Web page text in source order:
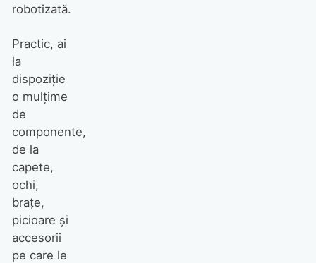
robotizată.
Practic, ai
la
dispoziţie
o mulţime
de
componente,
de la
capete,
ochi,
braţe,
picioare şi
accesorii
pe care le